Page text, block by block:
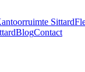
Sittard
BlogContact